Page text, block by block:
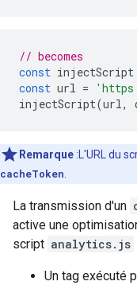
// becomes
const injectScript
const url =
injectScript(url ,
Remarque :L'URL du
cacheToken
La transmission d'un
active une
script analytics.js
Un tag exécuté